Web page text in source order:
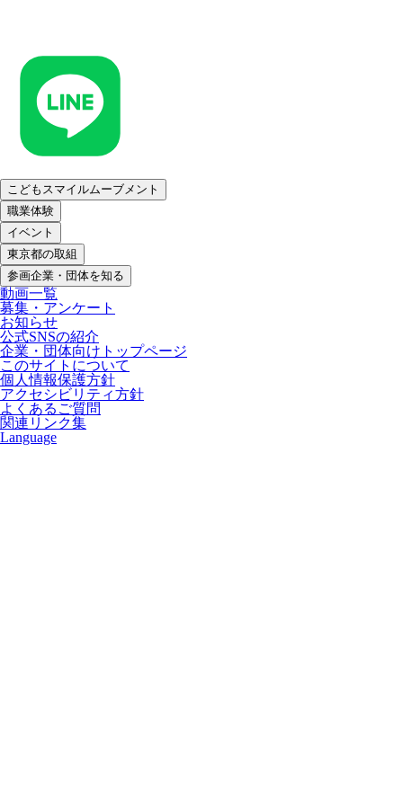
こどもスマイルムーブメント
職業体験
イベント
東京都の取組
参画企業・団体を知る
動画一覧
募集・アンケート
お知らせ
公式SNSの紹介
企業・団体向けトップページ
このサイトについて
個人情報保護方針
アクセシビリティ方針
よくあるご質問
関連リンク集
Language